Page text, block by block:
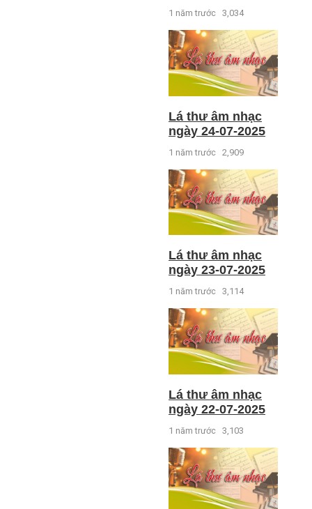
1 năm trước 3,034
Lá thư âm nhạc
ngày 24-07-2025
1 năm trước 2,909
Lá thư âm nhạc
ngày 23-07-2025
1 năm trước 3,114
Lá thư âm nhạc
ngày 22-07-2025
1 năm trước 3,103